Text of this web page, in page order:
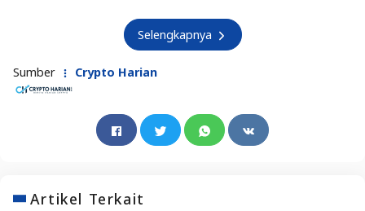
Selengkapnya
Sumber Crypto Harian
Artikel Terkait